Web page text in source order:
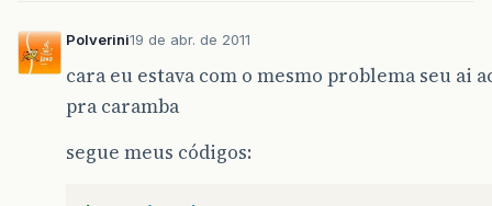
Polverini19 de abr. de 2011
cara eu estava com o mesmo problema seu
pra caramba
segue meus códigos: